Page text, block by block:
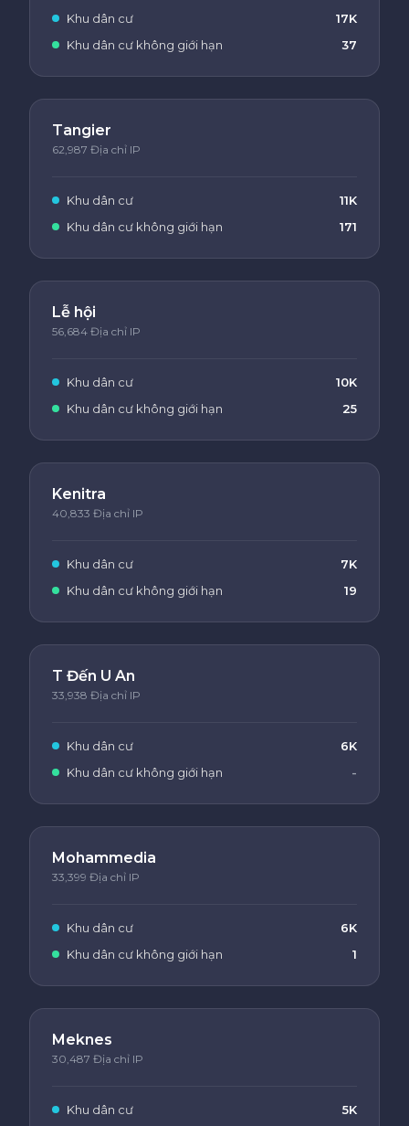
Khu dân cư
17K
Khu dân cư không giới hạn
37
Tangier
62,987 Địa chỉ IP
Khu dân cư
11K
Khu dân cư không giới hạn
171
Lễ hội
56,684 Địa chỉ IP
Khu dân cư
10K
Khu dân cư không giới hạn
25
Kenitra
40,833 Địa chỉ IP
Khu dân cư
7K
Khu dân cư không giới hạn
19
T Đến U An
33,938 Địa chỉ IP
Khu dân cư
6K
Khu dân cư không giới hạn
-
Mohammedia
33,399 Địa chỉ IP
Khu dân cư
6K
Khu dân cư không giới hạn
1
Meknes
30,487 Địa chỉ IP
Khu dân cư
5K